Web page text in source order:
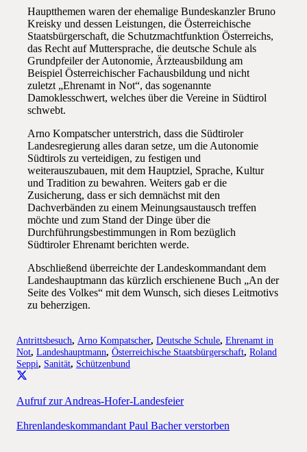
Hauptthemen waren der ehemalige Bundeskanzler Bruno
Kreisky und dessen Leistungen, die Österreichische
Staatsbürgerschaft, die Schutzmachtfunktion Österreichs,
das Recht auf Muttersprache, die deutsche Schule als
Grundpfeiler der Autonomie, Ärzteausbildung am
Beispiel Österreichischer Fachausbildung und nicht
zuletzt „Ehrenamt in Not“, das sogenannte
Damoklesschwert, welches über die Vereine in Südtirol
schwebt.
Arno Kompatscher unterstrich, dass die Südtiroler
Landesregierung alles daran setze, um die Autonomie
Südtirols zu verteidigen, zu festigen und
weiterauszubauen, mit dem Hauptziel, Sprache, Kultur
und Tradition zu bewahren. Weiters gab er die
Zusicherung, dass er sich demnächst mit den
Dachverbänden zu einem Meinungsaustausch treffen
möchte und zum Stand der Dinge über die
Durchführungsbestimmungen in Rom bezüglich
Südtiroler Ehrenamt berichten werde.
Abschließend überreichte der Landeskommandant dem
Landeshauptmann das kürzlich erschienene Buch „An der
Seite des Volkes“ mit dem Wunsch, sich dieses Leitmotivs
zu beherzigen.
Antrittsbesuch, Arno Kompatscher, Deutsche Schule, Ehrenamt in
Not, Landeshauptmann, Österreichische Staatsbürgerschaft, Roland
Seppi, Sanität, Schützenbund
Aufruf zur Andreas-Hofer-Landesfeier
Ehrenlandeskommandant Paul Bacher verstorben